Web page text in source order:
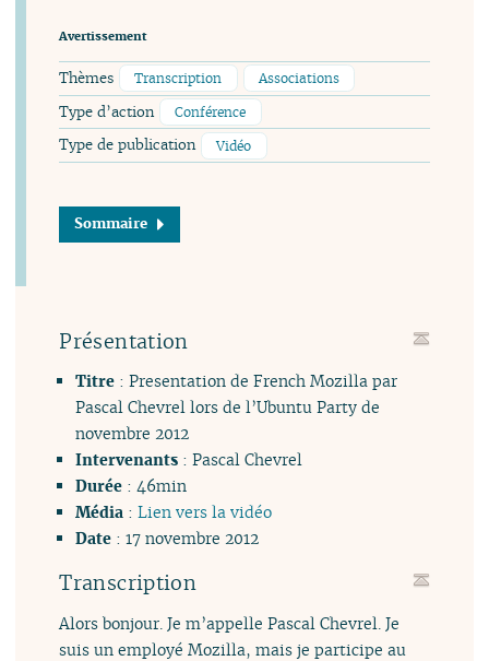
Avertissement
Thèmes Transcription Associations
Type d’action Conférence
Type de publication Vidéo
Sommaire
Présentation
Titre: Presentation de French Mozilla par
Pascal Chevrel lors de l’Ubuntu Party de
novembre 2012
Intervenants: Pascal Chevrel
Durée: 46min
Média: Lien vers la vidéo
Date: 17 novembre 2012
Transcription
Alors bonjour. Je m’appelle Pascal Chevrel. Je
suis un employé Mozilla, mais je participe au